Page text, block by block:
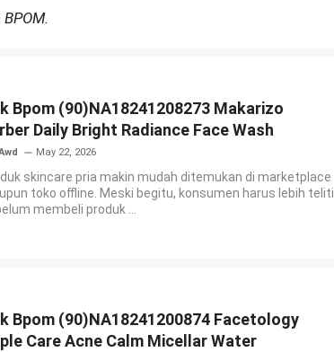
Bpom (90)NA18241208273 Makarizo
Daily Bright Radiance Face Wash
May 22, 2026
skincare pria makin mudah ditemukan di marketplace
toko offline. Meski begitu, konsumen harus lebih teliti
membeli produk ...
Bpom (90)NA18241200874 Facetology
Care Acne Calm Micellar Water